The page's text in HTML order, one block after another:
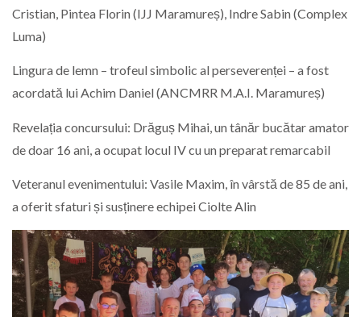
Cristian, Pintea Florin (IJJ Maramureș), Indre Sabin (Complex
Luma)
Lingura de lemn – trofeul simbolic al perseverenței – a fost
acordată lui Achim Daniel (ANCMRR M.A.I. Maramureș)
Revelația concursului: Drăguș Mihai, un tânăr bucătar amator
de doar 16 ani, a ocupat locul IV cu un preparat remarcabil
Veteranul evenimentului: Vasile Maxim, în vârstă de 85 de ani,
a oferit sfaturi și susținere echipei Ciolte Alin